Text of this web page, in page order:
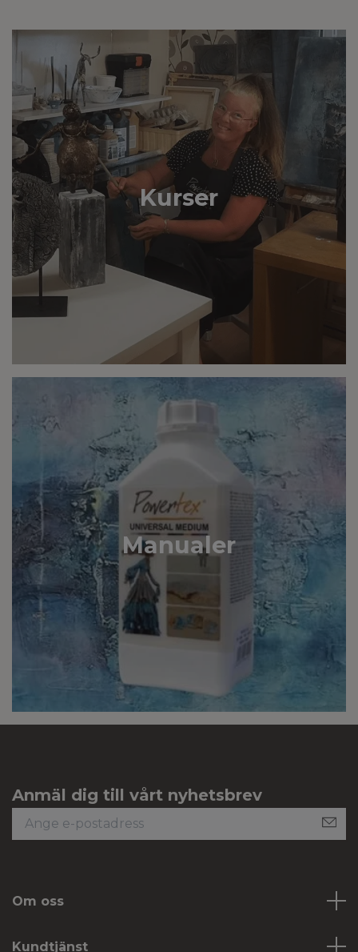
Kurser
Manualer
Anmäl dig till vårt nyhetsbrev
Om oss
Kundtjänst